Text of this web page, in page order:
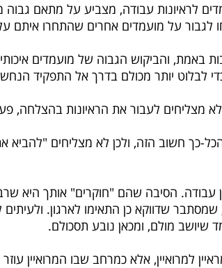
לראיונות עבודה, מצביע על מתאם גבוה
לגבור על מועמדים אחרים שהתחרו איתם
באמת, והביקוש הגבוה של מועמדים
לבלוט יותר מכולם בדרך אל התפקיד
לא מצליחים לעבור את הראיונות
כך חשוב הזה, ולכן לא מצליחים
עבודה. הסיבה שהם "חוקרים" אותך היא
שדווקא כן התאימו לארגון. ולעיתים
מולם, ומכאן נובע תסכולם.
למרואיין, אלא כמרחב שבו המרואיין עוזר